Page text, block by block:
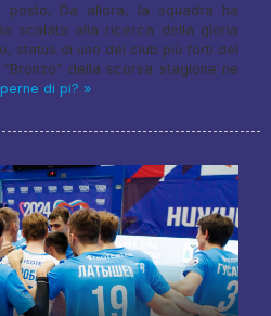
posto, Da allora, la squadra ha
scalata alla ricerca della gloria
status di uno dei club più forti del
della scorsa stagione ne
di pi? »